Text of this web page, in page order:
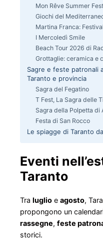
Mon Rêve Summer
Giochi del
Martina Franca:
I Mercoledì Smile
Beach Tour 2026 di
Grottaglie: ceramica e
Sagre e feste patronali
Taranto e provincia
Sagra del Fegatino
T Fest, La Sagra delle
Sagra della Polpetta di
Festa di San Rocco
Le spiagge di Taranto
Eventi
Taranto
Tra luglio e agosto,
propongono un
rassegne, feste
storici.